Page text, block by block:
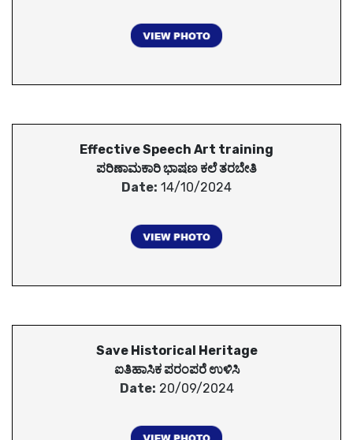
Effective Speech Art training
ಪರಿಣಾಮಕಾರಿ ಭಾಷಣ ಕಲೆ ತರಬೇತಿ
Date: 14/10/2024
Save Historical Heritage
ಐತಿಹಾಸಿಕ ಪರಂಪರೆ ಉಳಿಸಿ
Date: 20/09/2024